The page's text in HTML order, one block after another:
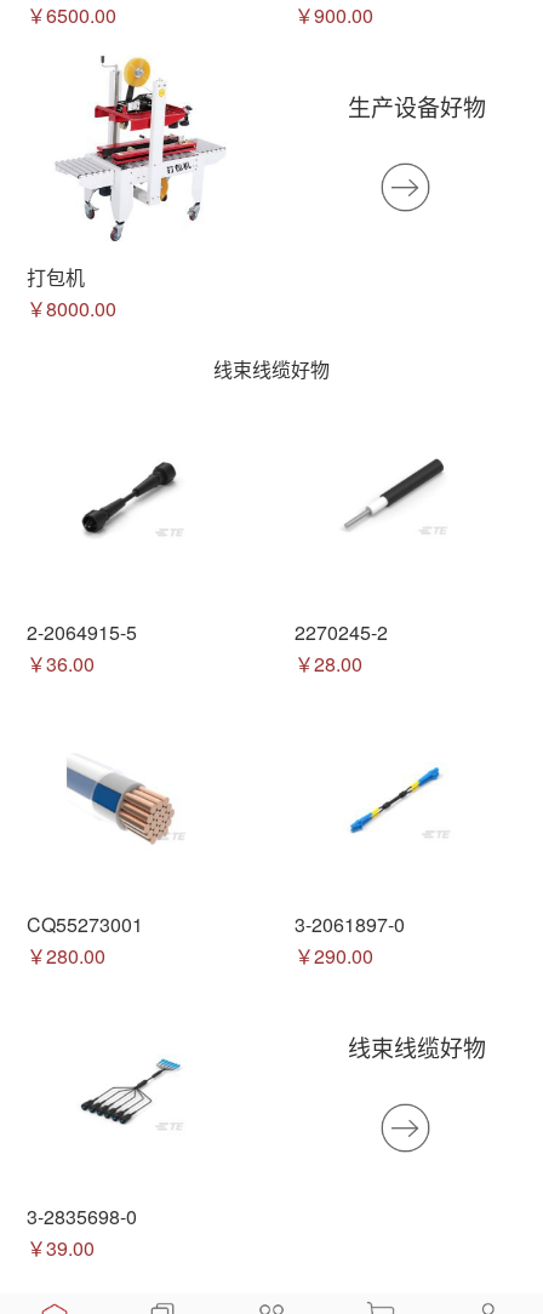
￥6500.00
￥900.00
打包机
￥8000.00
生产设备好物
线束线缆好物
2-2064915-5
￥36.00
2270245-2
￥28.00
CQ55273001
￥280.00
3-2061897-0
￥290.00
3-2835698-0
￥39.00
线束线缆好物